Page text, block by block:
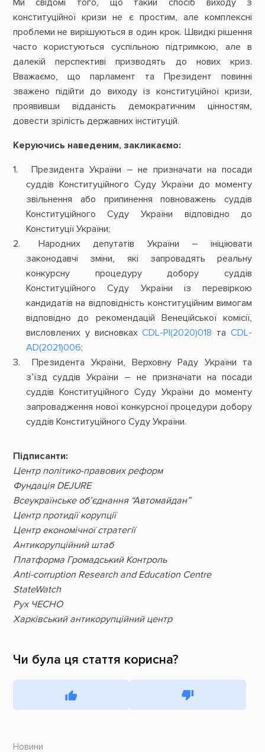
конституційної кризи не є простим, але комплексні
проблеми не вирішуються в один крок. Швидкі рішення
часто користуються суспільною підтримкою, але в
далекій перспективі призводять до нових криз.
Вважаємо, що парламент та Президент повинні
зважено підійти до виходу із конституційної кризи,
проявивши відданість демократичним цінностям,
довести зрілість державних інституцій.
Керуючись наведеним, закликаємо:
Президента України – не призначати на посади
суддів Конституційного Суду України до моменту
звільнення або припинення повноважень суддів
Конституційного Суду України відповідно до
Конституції України;
Народних депутатів України – ініціювати
законодавчі зміни, які запровадять реальну
конкурсну процедуру добору суддів
Конституційного Суду України із перевіркою
кандидатів на відповідність конституційним вимогам
відповідно до рекомендацій Венеційської комісії,
висловлених у висновкахCDL-PI(2020)018 таCDL-
AD(2021)006;
Президента України, Верховну Раду України та
з’їзд суддів України – не призначати на посади
суддів Конституційного Суду України до моменту
запровадження нової конкурсної процедури добору
суддів Конституційного Суду України.
Підписанти:
Центр політико-правових реформ
Фундація DEJURE
Всеукраїнське об’єднання “Автомайдан”
Центр протидії корупції
Центр економічної стратегії
Антикорупційний штаб
Платформа Громадський Контроль
Anti-corruption Research and Education Centre
StateWatch
Рух ЧЕСНО
Харківський антикорупційний центр
Чи була ця стаття корисна?
Новини